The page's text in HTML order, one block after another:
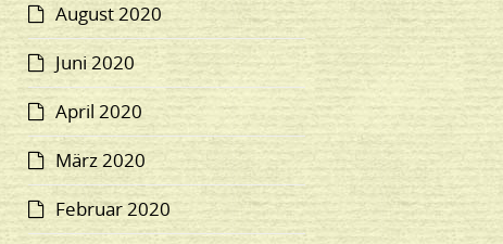
August 2020
Juni 2020
April 2020
März 2020
Februar 2020